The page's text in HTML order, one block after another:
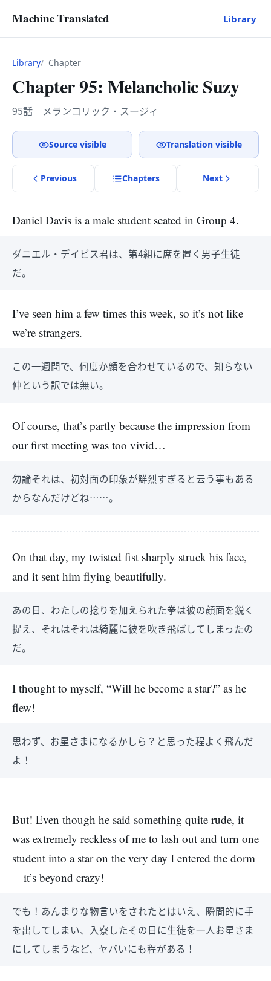
Machine Translated Library
Library Chapter
Chapter 95: Melancholic Suzy
95話 メランコリック・スージィ
Source visible Translation visible
Previous Chapters Next
Daniel Davis is a male student seated in Group 4.
ダニエル・デイビス君は、第4組に席を置く男子生徒
だ。
I’ve seen him a few times this week, so it’s not like
we’re strangers.
この一週間で、何度か顔を合わせているので、知らない
仲という訳では無い。
Of course, that’s partly because the impression from
our first meeting was too vivid…
勿論それは、初対面の印象が鮮烈すぎると云う事もある
からなんだけどね……。
On that day, my twisted fist sharply struck his face,
and it sent him flying beautifully.
あの日、わたしの捻りを加えられた拳は彼の顔面を鋭く
捉え、それはそれは綺麗に彼を吹き飛ばしてしまったの
だ。
I thought to myself, “Will he become a star?” as he
flew!
思わず、お星さまになるかしら？と思った程よく飛んだ
よ！
But! Even though he said something quite rude, it
was extremely reckless of me to lash out and turn one
student into a star on the very day I entered the dorm
—it’s beyond crazy!
でも！あんまりな物言いをされたとはいえ、瞬間的に手
を出してしまい、入寮したその日に生徒を一人お星さま
にしてしまうなど、ヤバいにも程がある！